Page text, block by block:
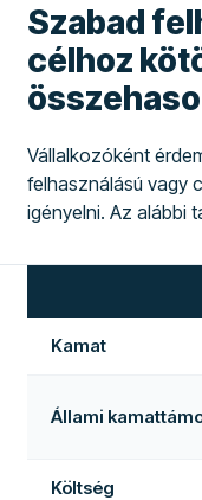
Szabad
célhoz
Vállalkozóként
felhasználású vagy
igényelni. Az alábbi
Kamat
Állami
Költség